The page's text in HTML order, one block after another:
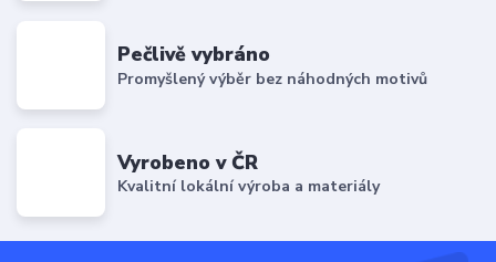
Pečlivě vybráno
Promyšlený výběr bez náhodných motivů
Vyrobeno v ČR
Kvalitní lokální výroba a materiály